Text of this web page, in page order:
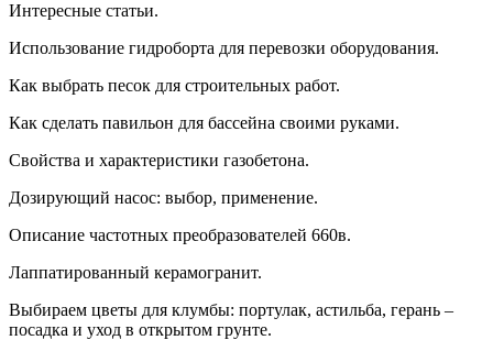
Интересные статьи.
Использование гидроборта для перевозки оборудования.
Как выбрать песок для строительных работ.
Как сделать павильон для бассейна своими руками.
Свойства и характеристики газобетона.
Дозирующий насос: выбор, применение.
Описание частотных преобразователей 660в.
Лаппатированный керамогранит.
Выбираем цветы для клумбы: портулак, астильба, герань –
посадка и уход в открытом грунте.